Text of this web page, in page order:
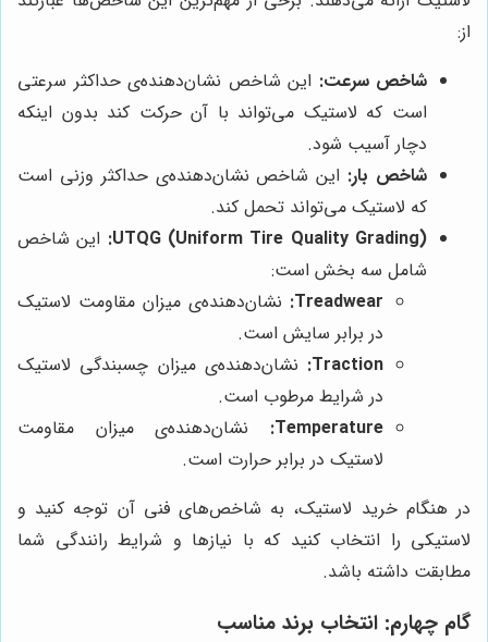
از:
شاخص سرعت: این شاخص نشان‌دهنده‌ی حداکثر سرعتی
است که لاستیک می‌تواند با آن حرکت کند بدون اینکه
دچار آسیب شود.
شاخص بار: این شاخص نشان‌دهنده‌ی حداکثر وزنی است
که لاستیک می‌تواند تحمل کند.
UTQG (Uniform Tire Quality Grading): این شاخص
شامل سه بخش است:
Treadwear: نشان‌دهنده‌ی میزان مقاومت لاستیک
در برابر سایش است.
Traction: نشان‌دهنده‌ی میزان چسبندگی لاستیک
در شرایط مرطوب است.
Temperature:
نشان‌دهنده‌ی میزان مقاومت
لاستیک در برابر حرارت است.
در هنگام خرید لاستیک، به شاخص‌های فنی آن توجه کنید و
لاستیکی را انتخاب کنید که با نیازها و شرایط رانندگی شما
مطابقت داشته باشد.
گام چهارم: انتخاب برند مناسب